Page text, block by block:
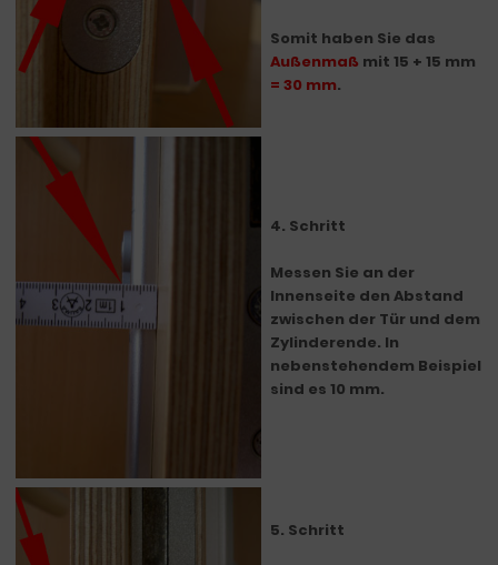
Somit haben Sie das
Außenmaß mit 15 + 15 mm
= 30 mm.
4. Schritt
Messen Sie an der
Innenseite den Abstand
zwischen der Tür und dem
Zylinderende. In
nebenstehendem Beispiel
sind es 10 mm.
5. Schritt